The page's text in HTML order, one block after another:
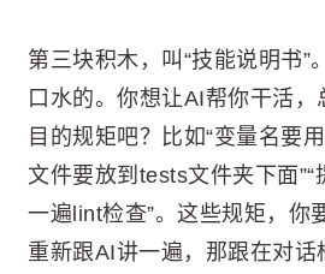
第三块积木，叫“技能说明书”
口水的。你想让AI帮你干活，
目的规矩吧？比如“变量名要
文件要放到tests文件夹下面
一遍lint检查”。这些规矩，你
重新跟AI讲一遍，那跟在对话